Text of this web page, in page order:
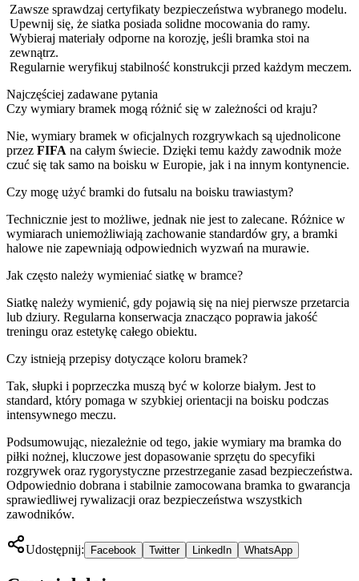
Zawsze sprawdzaj certyfikaty bezpieczeństwa wybranego modelu.
Upewnij się, że siatka posiada solidne mocowania do ramy.
Wybieraj materiały odporne na korozję, jeśli bramka stoi na
zewnątrz.
Regularnie weryfikuj stabilność konstrukcji przed każdym meczem.
Najczęściej zadawane pytania
Czy wymiary bramek mogą różnić się w zależności od kraju?
Nie, wymiary bramek w oficjalnych rozgrywkach są ujednolicone
przez FIFA na całym świecie. Dzięki temu każdy zawodnik może
czuć się tak samo na boisku w Europie, jak i na innym kontynencie.
Czy mogę użyć bramki do futsalu na boisku trawiastym?
Technicznie jest to możliwe, jednak nie jest to zalecane. Różnice w
wymiarach uniemożliwiają zachowanie standardów gry, a bramki
halowe nie zapewniają odpowiednich wyzwań na murawie.
Jak często należy wymieniać siatkę w bramce?
Siatkę należy wymienić, gdy pojawią się na niej pierwsze przetarcia
lub dziury. Regularna konserwacja znacząco poprawia jakość
treningu oraz estetykę całego obiektu.
Czy istnieją przepisy dotyczące koloru bramek?
Tak, słupki i poprzeczka muszą być w kolorze białym. Jest to
standard, który pomaga w szybkiej orientacji na boisku podczas
intensywnego meczu.
Podsumowując, niezależnie od tego, jakie wymiary ma bramka do
piłki nożnej, kluczowe jest dopasowanie sprzętu do specyfiki
rozgrywek oraz rygorystyczne przestrzeganie zasad bezpieczeństwa.
Odpowiednio dobrana i stabilnie zamocowana bramka to gwarancja
sprawiedliwej rywalizacji oraz bezpieczeństwa wszystkich
zawodników.
Udostępnij: Facebook Twitter LinkedIn WhatsApp